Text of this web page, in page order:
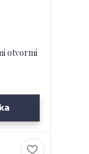
otvormi